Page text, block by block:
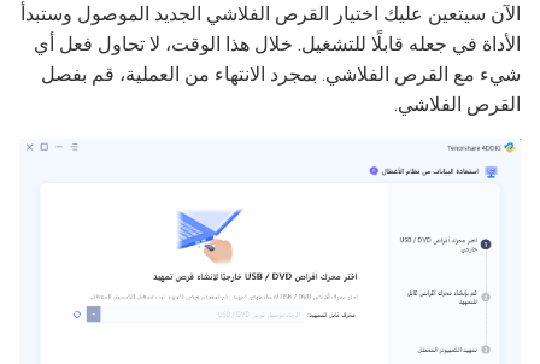
الآن سيتعين عليك اختيار القرص الفلاشي الجديد الموصول وستبدأ
الأداة في جعله قابلًا للتشغيل. خلال هذا الوقت، لا تحاول فعل أي
شيء مع القرص الفلاشي. بمجرد الانتهاء من العملية، قم بفصل
القرص الفلاشي.